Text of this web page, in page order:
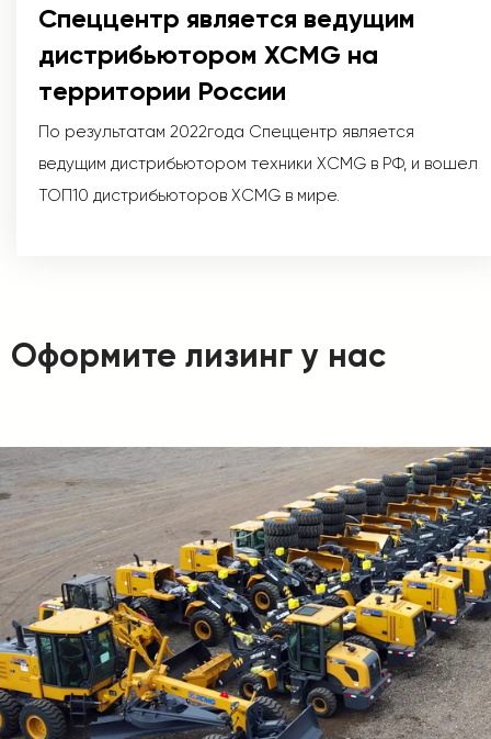
Спеццентр является ведущим
дистрибьютором XCMG на
территории России
По результатам 2022года Спеццентр является
ведущим дистрибьютором техники XCMG в РФ, и вошел
ТОП10 дистрибьюторов XCMG в мире.
Оформите лизинг у нас